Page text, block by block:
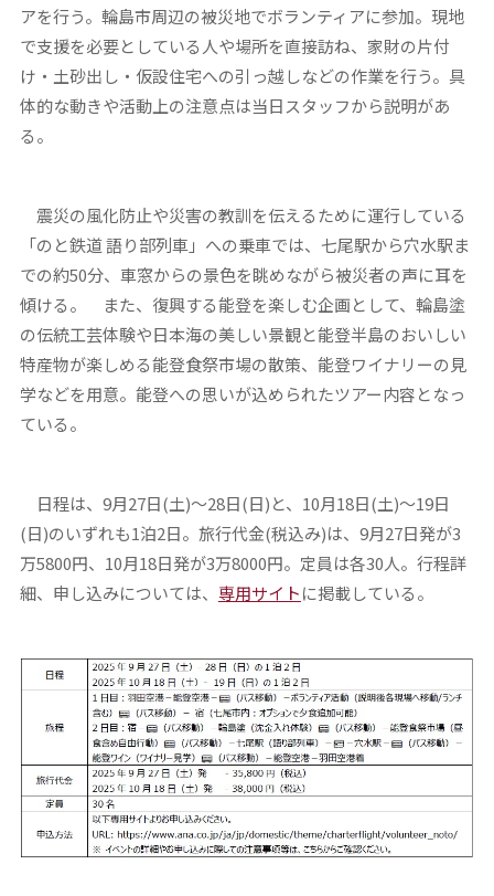
アを行う。輪島市周辺の被災地でボランティアに参加。現地
で支援を必要としている人や場所を直接訪ね、家財の片付
け・土砂出し・仮設住宅への引っ越しなどの作業を行う。具
体的な動きや活動上の注意点は当日スタッフから説明があ
る。
震災の風化防止や災害の教訓を伝えるために運行している
「のと鉄道 語り部列車」への乗車では、七尾駅から穴水駅ま
での約50分、車窓からの景色を眺めながら被災者の声に耳を
傾ける。 また、復興する能登を楽しむ企画として、輪島塗
の伝統工芸体験や日本海の美しい景観と能登半島のおいしい
特産物が楽しめる能登食祭市場の散策、能登ワイナリーの見
学などを用意。能登への思いが込められたツアー内容となっ
ている。
日程は、9月27日(土)～28日(日)と、10月18日(土)～19日
(日)のいずれも1泊2日。旅行代金(税込み)は、9月27日発が3
万5800円、10月18日発が3万8000円。定員は各30人。行程詳
細、申し込みについては、 専用サイトに掲載している。